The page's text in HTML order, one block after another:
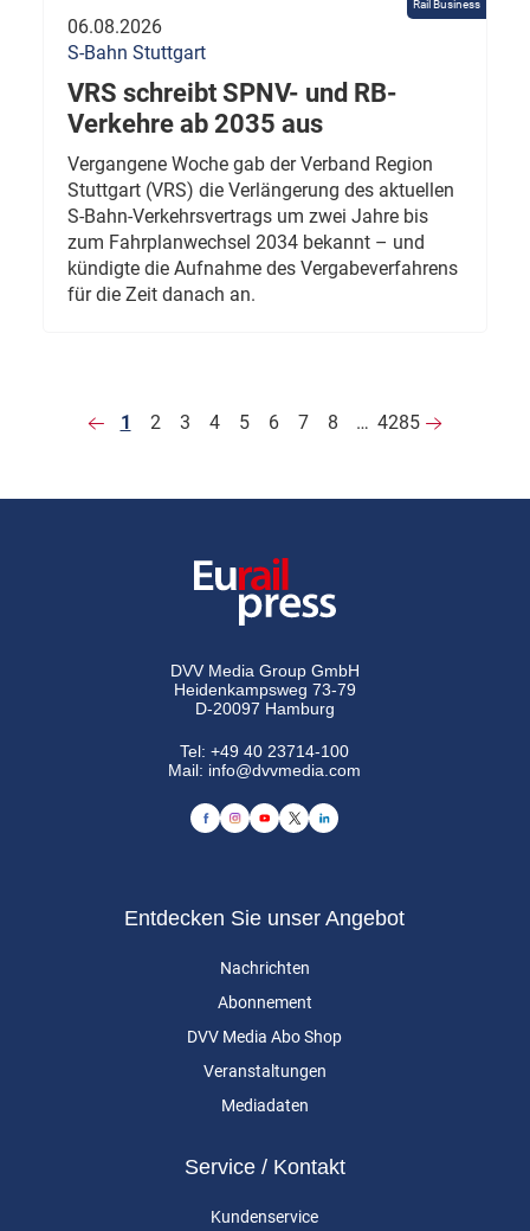
Rail Business
06.08.2026
S-Bahn Stuttgart
VRS schreibt SPNV- und RB-
Verkehre ab 2035 aus
Vergangene Woche gab der Verband Region
Stuttgart (VRS) die Verlängerung des aktuellen
S-Bahn-Verkehrsvertrags um zwei Jahre bis
zum Fahrplanwechsel 2034 bekannt – und
kündigte die Aufnahme des Vergabeverfahrens
für die Zeit danach an.
1 2 3 4 5 6 7 8 … 4285
DVV Media Group GmbH
Heidenkampsweg 73-79
D-20097 Hamburg
Tel:+49 40 23714-100
Mail: info@dvvmedia.com
Entdecken Sie unser Angebot
Nachrichten
Abonnement
DVV Media Abo Shop
Veranstaltungen
Mediadaten
Service / Kontakt
Kundenservice